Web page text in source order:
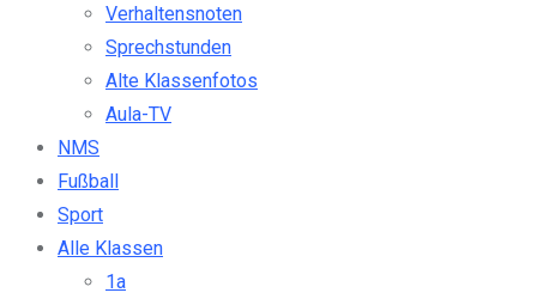
Verhaltensnoten
Sprechstunden
Alte Klassenfotos
Aula-TV
NMS
Fußball
Sport
Alle Klassen
1a